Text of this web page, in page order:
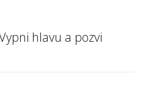
hlavu a pozvi